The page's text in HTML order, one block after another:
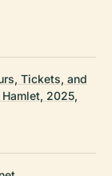
Tickets, and
2025,